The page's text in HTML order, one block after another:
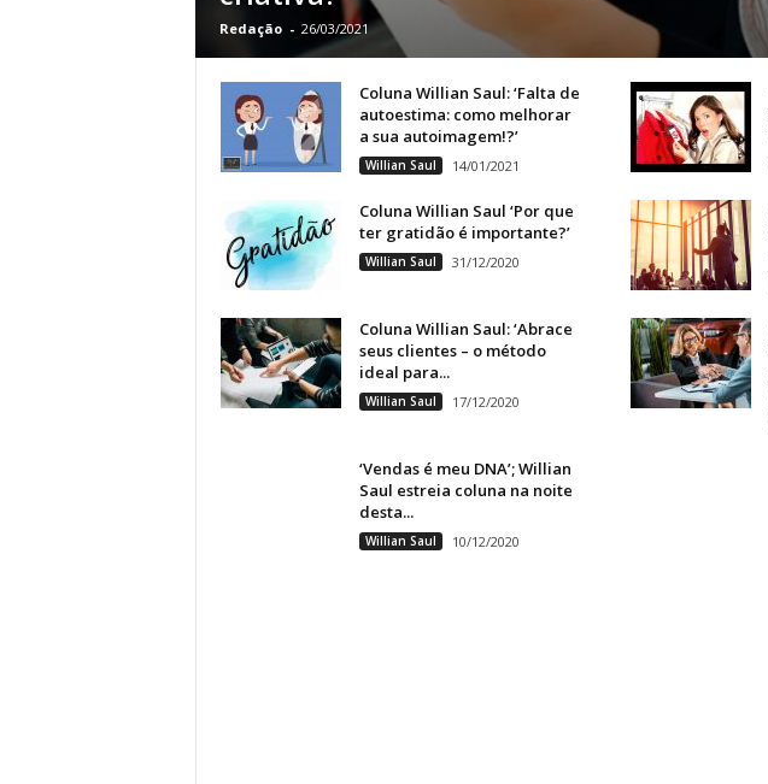
Redação - 26/03/2021
Coluna Willian Saul: ‘Falta de
autoestima: como melhorar
a sua autoimagem!?’
Willian Saul 14/01/2021
Coluna Willian Saul ‘Por que
ter gratidão é importante?’
Willian Saul 31/12/2020
Coluna Willian Saul: ‘Abrace
seus clientes – o método
ideal para...
Willian Saul 17/12/2020
‘Vendas é meu DNA’; Willian
Saul estreia coluna na noite
desta...
Willian Saul 10/12/2020